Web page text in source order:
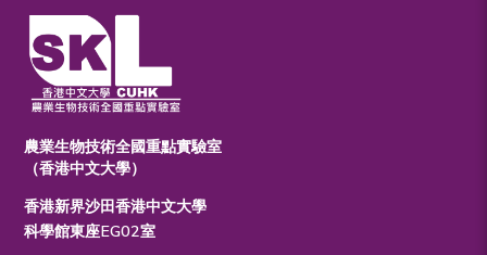
農業生物技術全國重點實驗室
（香港中文大學）
香港新界沙田香港中文大學
科學館東座EG02室